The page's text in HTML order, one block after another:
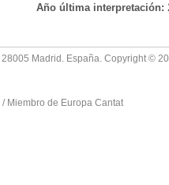
Año última interpretación:
Madrid. España. Copyright ©
Miembro de Europa Cantat